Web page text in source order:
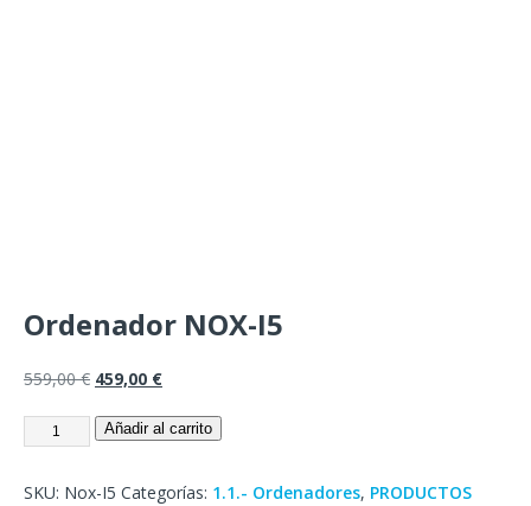
Ordenador NOX-I5
559,00€ 459,00 €
Añadir al carrito
SKU: Nox-I5 Categorías: 1.1.- Ordenadores, PRODUCTOS